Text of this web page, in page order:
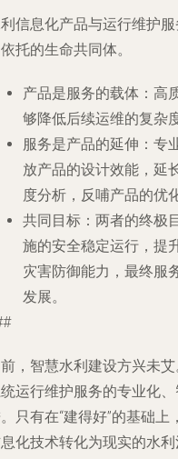
信息化产品与运行维护
托的生命共同体。
产品是服务的载体 ：高
够降低后续运维的复杂
服务是产品的延伸 ：专
放产品的设计效能，延
度分析，反哺产品的优
共同目标 ：两者的终
施的安全稳定运行，提
灾害防御能力，最终服
发展。
，智慧水利建设方兴未
运行维护服务的专业化
只有在“建得好”的基础上
化技术转化为现实的水